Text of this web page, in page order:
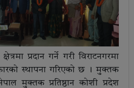
प्रदान गर्ने गरी विराटनगरमा
स्थापना गरिएको छ । मुक्तक
मुक्तक प्रतिष्ठान कोशी प्रदेश